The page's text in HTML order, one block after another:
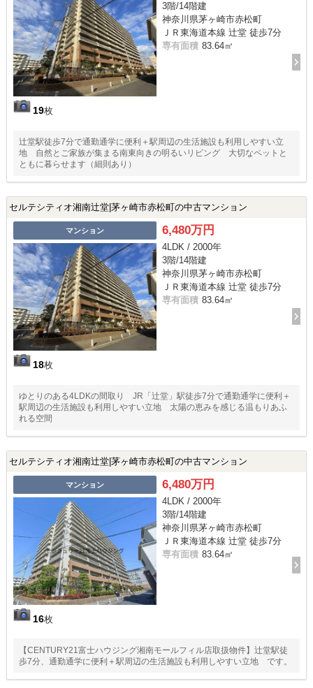
19枚
3階/14階建
神奈川県茅ヶ崎市赤松町
ＪＲ東海道本線 辻堂 徒歩7分
専有面積 83.64㎡
辻堂駅徒歩7分で通勤通学に便利＋駅周辺の生活施設も利用しやすい立
地 自然とご家族が集まる南東向きの明るいリビング 大切なペットと
ともに暮らせます（細則あり）
セルテシティオ湘南辻堂|茅ヶ崎市赤松町の中古マンション
マンション
18枚
6,480万円
4LDK / 2000年
3階/14階建
神奈川県茅ヶ崎市赤松町
ＪＲ東海道本線 辻堂 徒歩7分
専有面積 83.64㎡
ゆとりのある4LDKの間取り JR「辻堂」駅徒歩7分で通勤通学に便利＋
駅周辺の生活施設も利用しやすい立地 太陽の恵みを感じる温もりあふ
れる空間
セルテシティオ湘南辻堂|茅ヶ崎市赤松町の中古マンション
マンション
16枚
6,480万円
4LDK / 2000年
3階/14階建
神奈川県茅ヶ崎市赤松町
ＪＲ東海道本線 辻堂 徒歩7分
専有面積 83.64㎡
【CENTURY21富士ハウジング湘南モールフィル店取扱物件】辻堂駅徒
歩7分、通勤通学に便利＋駅周辺の生活施設も利用しやすい立地 です。